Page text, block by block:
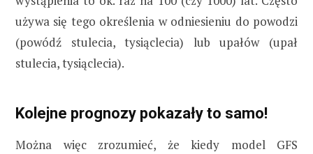
używa się tego określenia w odniesieniu do powodzi
(powódź stulecia, tysiąclecia) lub upałów (upał
stulecia, tysiąclecia).
Kolejne prognozy pokazały to samo!
Można więc zrozumieć, że kiedy model GFS